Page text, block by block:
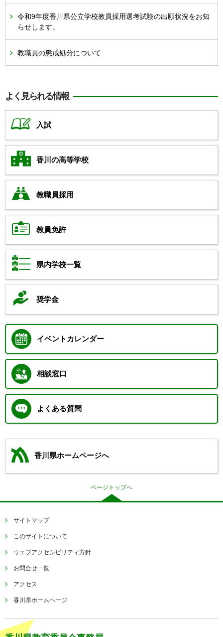
令和9年度香川県公立学校教員採用選考試験の出願状況をお知
らせします。
教職員の懲戒処分について
よく見られる情報
入試
香川の高等学校
教職員採用
教員免許
県内学校一覧
奨学金
イベントカレンダー
相談窓口
よくある質問
香川県ホームページへ
ページトップへ
サイトマップ
このサイトについて
ウェブアクセシビリティ方針
お問合せ一覧
アクセス
香川県ホームページ